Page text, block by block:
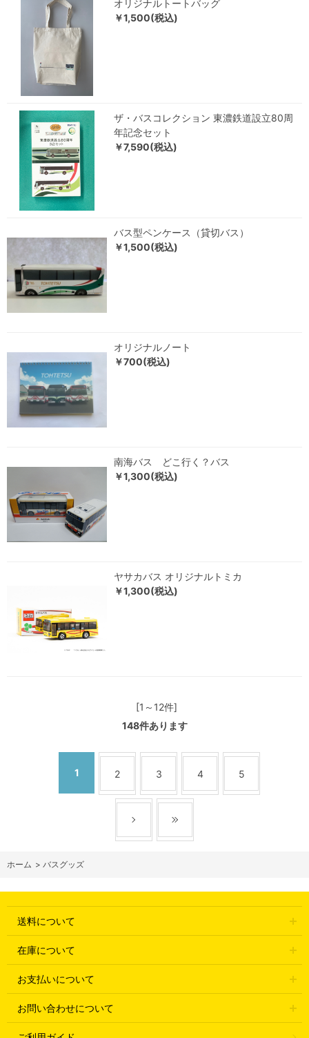
オリジナルトートバッグ
￥1,500(税込)
ザ・バスコレクション 東濃鉄道設立80周
年記念セット
￥7,590(税込)
バス型ペンケース（貸切バス）
￥1,500(税込)
オリジナルノート
￥700(税込)
南海バス どこ行く？バス
￥1,300(税込)
ヤサカバス オリジナルトミカ
￥1,300(税込)
[1～12件]
148件あります
1 2 3 4 5
ホーム > バスグッズ
送料について
在庫について
お支払いについて
お問い合わせについて